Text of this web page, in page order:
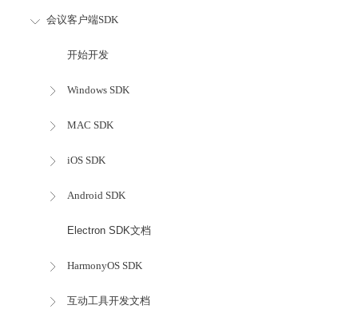
会议客户端SDK
开始开发
Windows SDK
MAC SDK
iOS SDK
Android SDK
Electron SDK文档
HarmonyOS SDK
互动工具开发文档